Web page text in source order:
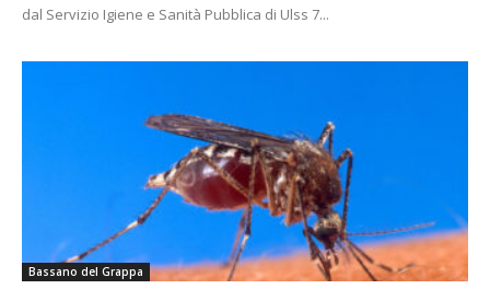
dal Servizio Igiene e Sanità Pubblica di Ulss 7...
Bassano del Grappa